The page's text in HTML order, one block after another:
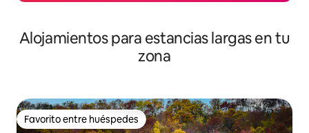
Alojamientos para estancias largas en tu
zona
Favorito entre huéspedes
Favorito entre huéspedes